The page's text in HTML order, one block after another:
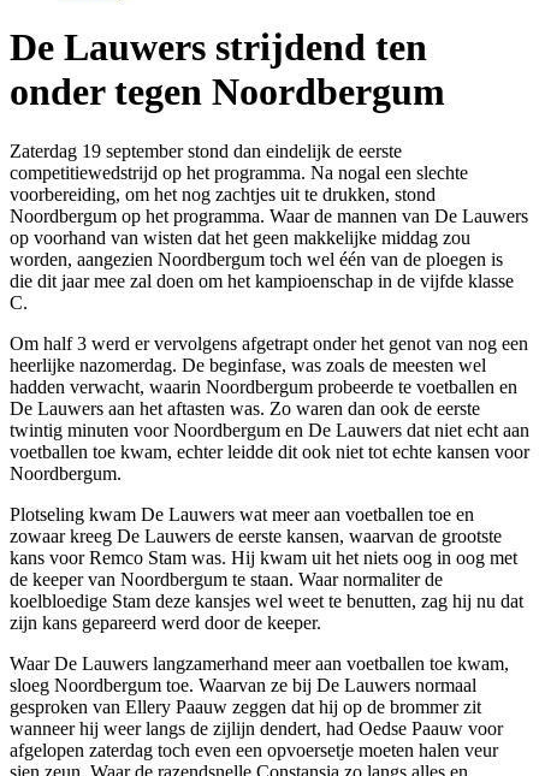
De Lauwers strijdend ten
onder tegen Noordbergum
Zaterdag 19 september stond dan eindelijk de eerste
competitiewedstrijd op het programma. Na nogal een slechte
voorbereiding, om het nog zachtjes uit te drukken, stond
Noordbergum op het programma. Waar de mannen van De Lauwers
op voorhand van wisten dat het geen makkelijke middag zou
worden, aangezien Noordbergum toch wel één van de ploegen is
die dit jaar mee zal doen om het kampioenschap in de vijfde klasse
C.
Om half 3 werd er vervolgens afgetrapt onder het genot van nog een
heerlijke nazomerdag. De beginfase, was zoals de meesten wel
hadden verwacht, waarin Noordbergum probeerde te voetballen en
De Lauwers aan het aftasten was. Zo waren dan ook de eerste
twintig minuten voor Noordbergum en De Lauwers dat niet echt aan
voetballen toe kwam, echter leidde dit ook niet tot echte kansen voor
Noordbergum.
Plotseling kwam De Lauwers wat meer aan voetballen toe en
zowaar kreeg De Lauwers de eerste kansen, waarvan de grootste
kans voor Remco Stam was. Hij kwam uit het niets oog in oog met
de keeper van Noordbergum te staan. Waar normaliter de
koelbloedige Stam deze kansjes wel weet te benutten, zag hij nu dat
zijn kans gepareerd werd door de keeper.
Waar De Lauwers langzamerhand meer aan voetballen toe kwam,
sloeg Noordbergum toe. Waarvan ze bij De Lauwers normaal
gesproken van Ellery Paauw zeggen dat hij op de brommer zit
wanneer hij weer langs de zijlijn dendert, had Oedse Paauw voor
afgelopen zaterdag toch even een opvoersetje moeten halen veur
sien zeun. Waar de razendsnelle Constansia zo langs alles en